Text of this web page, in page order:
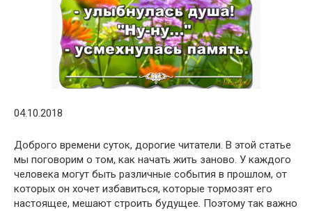
04.10.2018
Доброго времени суток, дорогие читатели. В этой статье
мы поговорим о том, как начать жить заново. У каждого
человека могут быть различные события в прошлом, от
которых он хочет избавиться, которые тормозят его
настоящее, мешают строить будущее. Поэтому так важно